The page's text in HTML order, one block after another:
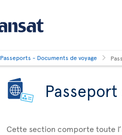
Passeports - Documents de voyage
Cette section comporte toute